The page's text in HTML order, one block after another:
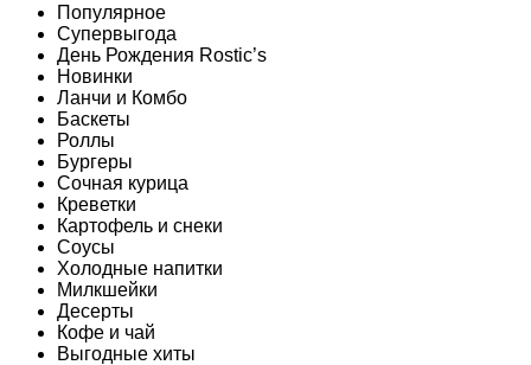
Популярное
Супервыгода
День Рождения Rostic’s
Новинки
Ланчи и Комбо
Баскеты
Роллы
Бургеры
Сочная курица
Креветки
Картофель и снеки
Соусы
Холодные напитки
Милкшейки
Десерты
Кофе и чай
Выгодные хиты